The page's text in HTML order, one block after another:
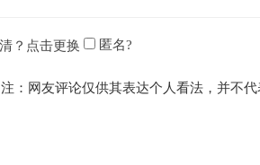
匿名?
注：网友评论仅供其表达个人看法，并不